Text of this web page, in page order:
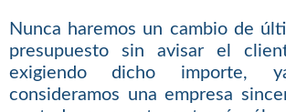
Nunca haremos un cambio de
presupuesto sin avisar el
exigiendo dicho importe,
consideramos una empresa